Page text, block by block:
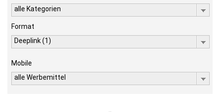
alle Kategorien
Format
Deeplink (1)
Mobile
alle Werbemittel